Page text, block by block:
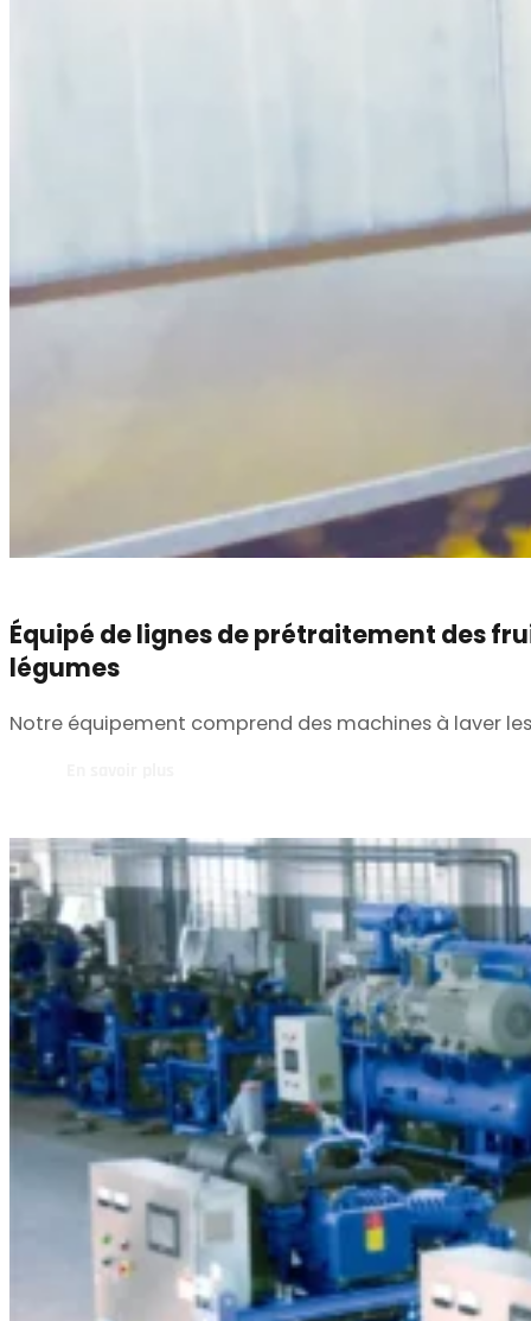
Équipé de lignes de prétraitement des
légumes
Notre équipement comprend des machines à laver